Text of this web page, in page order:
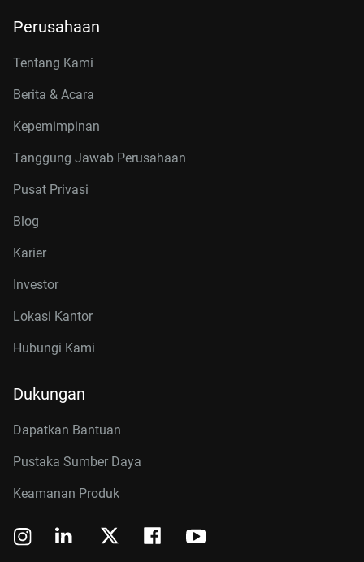
Perusahaan
Tentang Kami
Berita & Acara
Kepemimpinan
Tanggung Jawab Perusahaan
Pusat Privasi
Blog
Karier
Investor
Lokasi Kantor
Hubungi Kami
Dukungan
Dapatkan Bantuan
Pustaka Sumber Daya
Keamanan Produk